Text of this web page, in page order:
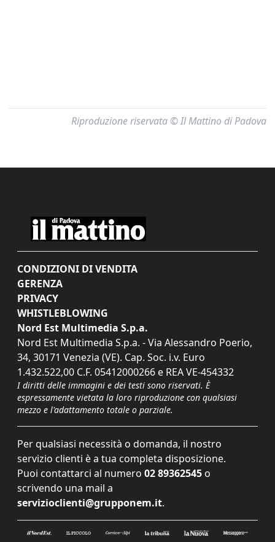
Riproduzione riservata © Il Mattino di Padova
CONDIZIONI DI VENDITA
GERENZA
PRIVACY
WHISTLEBLOWING
Nord Est Multimedia S.p.a.
Nord Est Multimedia S.p.a. - Via Alessandro Poerio,
34, 30171 Venezia (VE). Cap. Soc. i.v. Euro
1.432.522,00 C.F. 05412000266 e REA VE-454332
I diritti delle immagini e dei testi sono riservati. È
espressamente vietata la loro riproduzione con qualsiasi
mezzo e l'adattamento totale o parziale.
Per qualsiasi necessità o domanda, il nostro
servizio clienti è a tua completa disposizione.
Puoi contattarci al numero 02 89362545 o
scrivendo una mail a
servizioclienti@grupponem.it.